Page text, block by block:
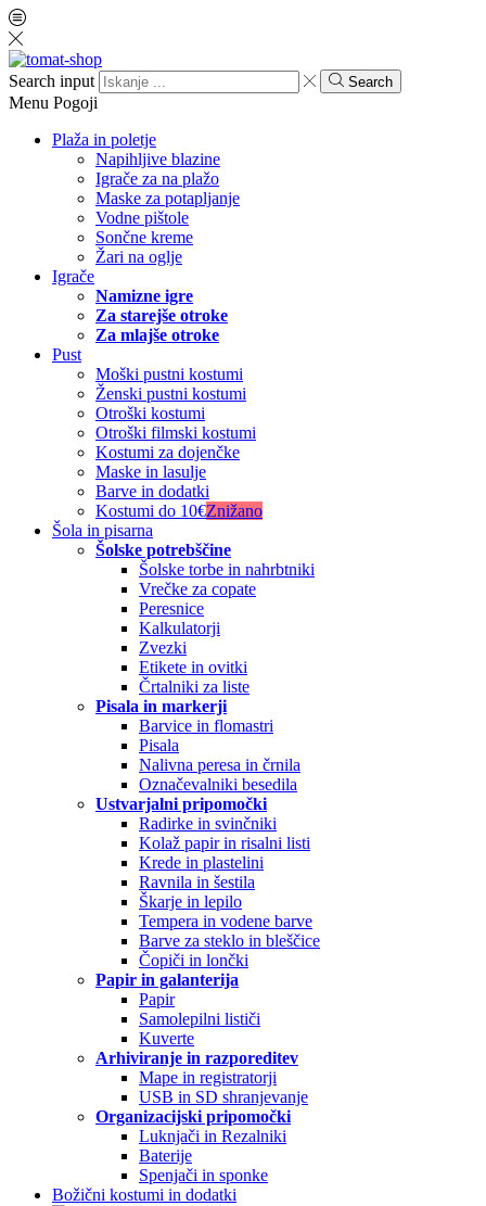
Search input Search
Menu Pogoji
Plaža in poletje
Napihljive blazine
Igrače za na plažo
Maske za potapljanje
Vodne pištole
Sončne kreme
Žari na oglje
Igrače
Namizne igre
Za starejše otroke
Za mlajše otroke
Pust
Moški pustni kostumi
Ženski pustni kostumi
Otroški kostumi
Otroški filmski kostumi
Kostumi za dojenčke
Maske in lasulje
Barve in dodatki
Kostumi do 10€Znižano
Šola in pisarna
Šolske potrebščine
Šolske torbe in nahrbtniki
Vrečke za copate
Peresnice
Kalkulatorji
Zvezki
Etikete in ovitki
Črtalniki za liste
Pisala in markerji
Barvice in flomastri
Pisala
Nalivna peresa in črnila
Označevalniki besedila
Ustvarjalni pripomočki
Radirke in svinčniki
Kolaž papir in risalni listi
Krede in plastelini
Ravnila in šestila
Škarje in lepilo
Tempera in vodene barve
Barve za steklo in bleščice
Čopiči in lončki
Papir in galanterija
Papir
Samolepilni lističi
Kuverte
Arhiviranje in razporeditev
Mape in registratorji
USB in SD shranjevanje
Organizacijski pripomočki
Luknjači in Rezalniki
Baterije
Spenjači in sponke
Božični kostumi in dodatki